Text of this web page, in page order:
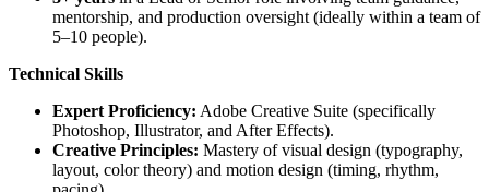
mentorship, and production oversight (ideally within a team of
5–10 people).
Technical Skills
Expert Proficiency: Adobe Creative Suite (specifically
Photoshop, Illustrator, and After Effects).
Creative Principles: Mastery of visual design (typography,
layout, color theory) and motion design (timing, rhythm,